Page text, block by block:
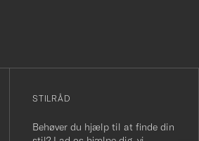
STILRÅD
Behøver du hjælp til at finde din